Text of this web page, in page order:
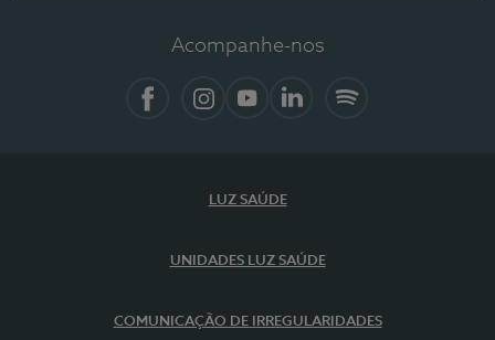
Acompanhe-nos
LUZ SAÚDE
UNIDADES LUZ SAÚDE
COMUNICAÇÃO DE IRREGULARIDADES